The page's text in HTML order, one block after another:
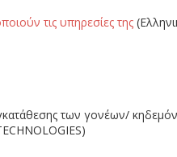
τις υπηρεσίες της
των γονέων/